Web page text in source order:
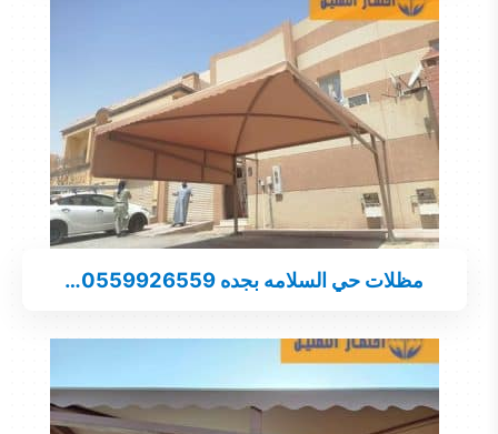
مظلات حي السلامه بجده 0559926559…